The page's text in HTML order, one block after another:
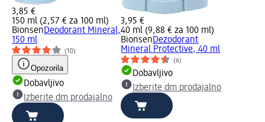
3,85 €
150 ml (2,57 € za 100 ml)
BionsenDeodorant Mineral,
150 ml
(10)
Opozorila
Dobavljivo
Izberite dm prodajalno
3,95 €
40 ml (9,88 € za 100 ml)
BionsenDezodorant
Mineral Protective, 40 ml
(6)
Dobavljivo
Izberite dm prodajalno